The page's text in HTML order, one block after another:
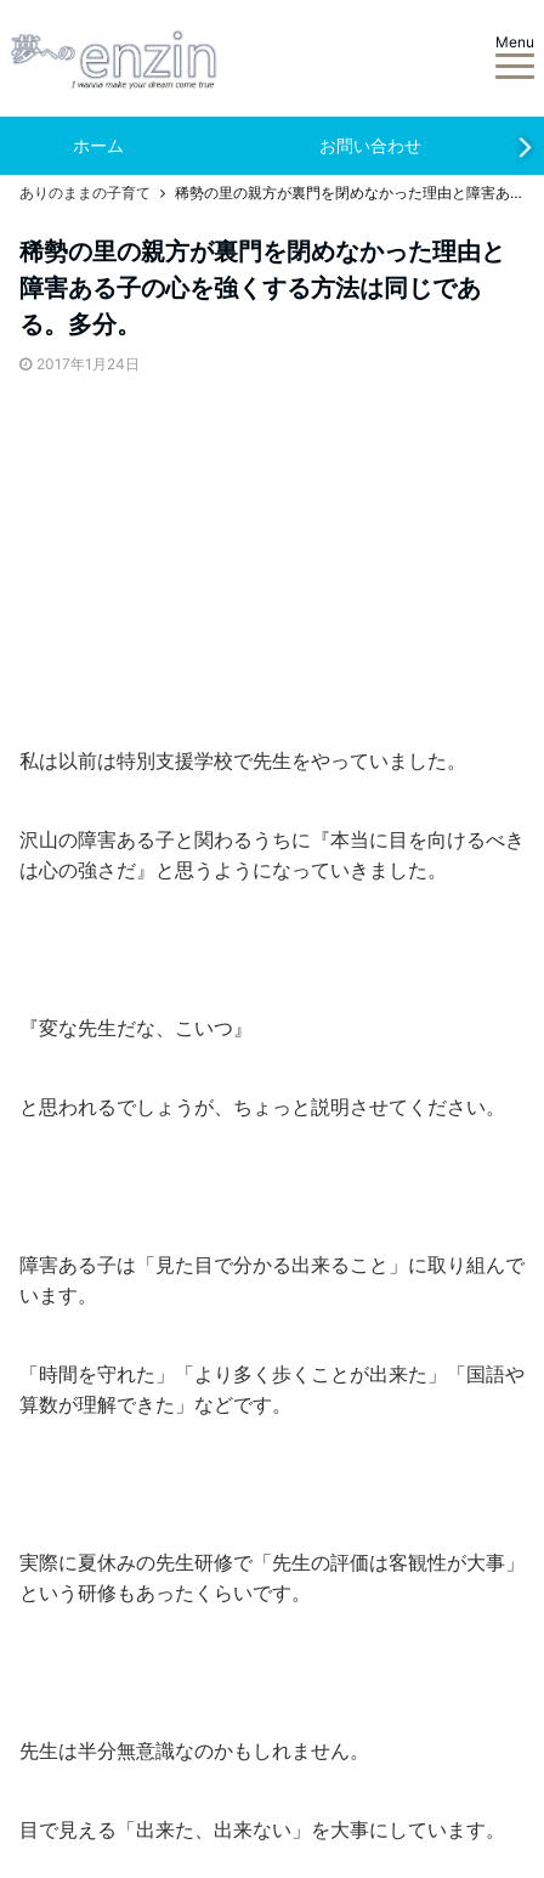
Menu
ホーム お問い合わせ
ありのままの子育て 稀勢の里の親方が裏門を閉めなかった理由と障害ある子の心を強くする方法は同じである。多分。
稀勢の里の親方が裏門を閉めなかった理由と
障害ある子の心を強くする方法は同じであ
る。多分。
2017年1月24日
私は以前は特別支援学校で先生をやっていました。
沢山の障害ある子と関わるうちに『本当に目を向けるべき
は心の強さだ』と思うようになっていきました。
『変な先生だな、こいつ』
と思われるでしょうが、ちょっと説明させてください。
障害ある子は「見た目で分かる出来ること」に取り組んで
います。
「時間を守れた」「より多く歩くことが出来た」「国語や
算数が理解できた」などです。
実際に夏休みの先生研修で「先生の評価は客観性が大事」
という研修もあったくらいです。
先生は半分無意識なのかもしれません。
目で見える「出来た、出来ない」を大事にしています。